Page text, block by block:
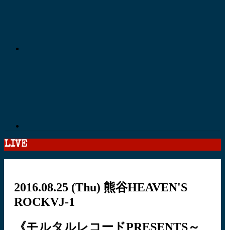
LIVE
2016.08.25 (Thu) 熊谷HEAVEN'S
ROCKVJ-1
《モルタルレコードPRESENTS～